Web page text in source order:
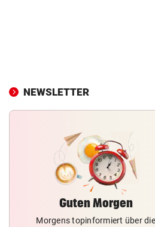
NEWSLETTER
Guten Morgen
Morgens topinformiert über die